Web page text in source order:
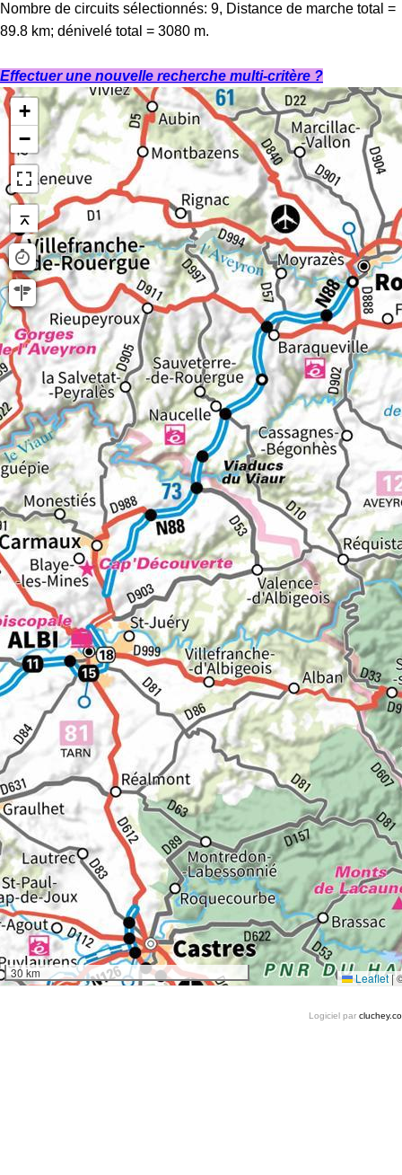
Nombre de circuits sélectionnés: 9, Distance de marche total =
89.8 km; dénivelé total = 3080 m.
Effectuer une nouvelle recherche multi-critère ?
+
−
⌅
30 km Leaflet|
Logiciel par